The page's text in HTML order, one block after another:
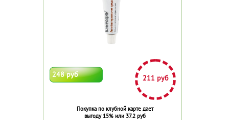
248 руб 211 руб
Покупка по клубной карте дает
выгоду 15% или 37.2 руб